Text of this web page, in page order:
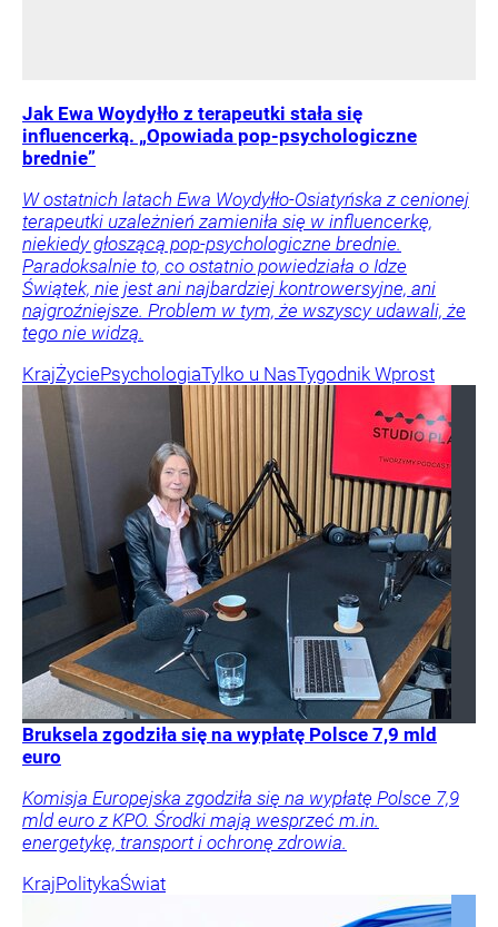
Jak Ewa Woydyłło z terapeutki stała się
influencerką. „Opowiada pop-psychologiczne
brednie”
W ostatnich latach Ewa Woydyłło-Osiatyńska z cenionej
terapeutki uzależnień zamieniła się w influencerkę,
niekiedy głoszącą pop-psychologiczne brednie.
Paradoksalnie to, co ostatnio powiedziała o Idze
Świątek, nie jest ani najbardziej kontrowersyjne, ani
najgroźniejsze. Problem w tym, że wszyscy udawali, że
tego nie widzą.
KrajŻyciePsychologiaTylko u NasTygodnik Wprost
Bruksela zgodziła się na wypłatę Polsce 7,9 mld
euro
Komisja Europejska zgodziła się na wypłatę Polsce 7,9
mld euro z KPO. Środki mają wesprzeć m.in.
energetykę, transport i ochronę zdrowia.
KrajPolitykaŚwiat